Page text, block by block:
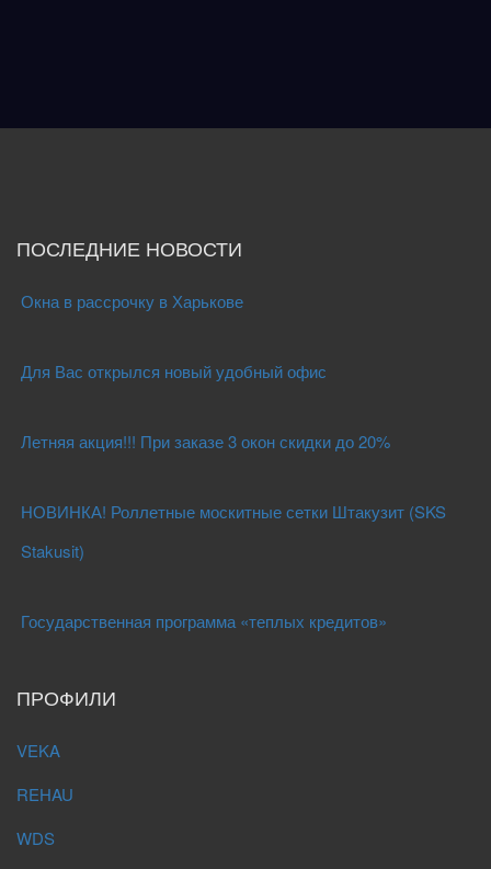
ПОСЛЕДНИЕ НОВОСТИ
Окна в рассрочку в Харькове
Для Вас открылся новый удобный офис
Летняя акция!!! При заказе 3 окон скидки до 20%
НОВИНКА! Роллетные москитные сетки Штакузит (SKS
Stakusit)
Государственная программа «теплых кредитов»
ПРОФИЛИ
VEKA
REHAU
WDS